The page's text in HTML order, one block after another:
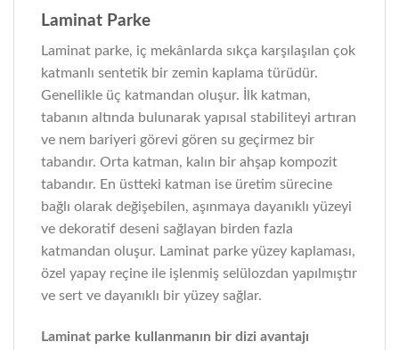
Laminat Parke
Laminat parke, iç mekânlarda sıkça karşılaşılan çok
katmanlı sentetik bir zemin kaplama türüdür.
Genellikle üç katmandan oluşur. İlk katman,
tabanın altında bulunarak yapısal stabiliteyi artıran
ve nem bariyeri görevi gören su geçirmez bir
tabandır. Orta katman, kalın bir ahşap kompozit
tabandır. En üstteki katman ise üretim sürecine
bağlı olarak değişebilen, aşınmaya dayanıklı yüzeyi
ve dekoratif deseni sağlayan birden fazla
katmandan oluşur. Laminat parke yüzey kaplaması,
özel yapay reçine ile işlenmiş selülozdan yapılmıştır
ve sert ve dayanıklı bir yüzey sağlar.
Laminat parke kullanmanın bir dizi avantajı